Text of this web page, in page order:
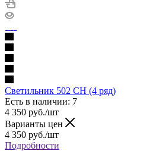
Cветильник 502 CH (4 ряд)
Есть в наличии: 7
4 350 руб./шт
Варианты цен
4 350 руб./шт
Подробности